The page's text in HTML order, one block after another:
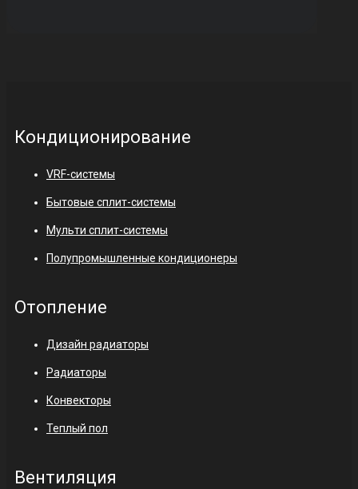
Кондиционирование
VRF-системы
Бытовые сплит-системы
Мульти сплит-системы
Полупромышленные кондиционеры
Отопление
Дизайн радиаторы
Радиаторы
Конвекторы
Теплый пол
Вентиляция